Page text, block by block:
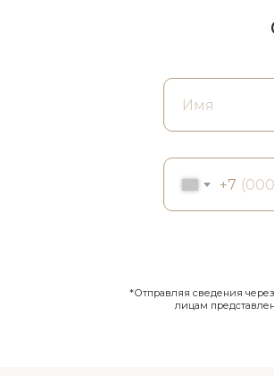
+7
*Отправляя сведения
лицам